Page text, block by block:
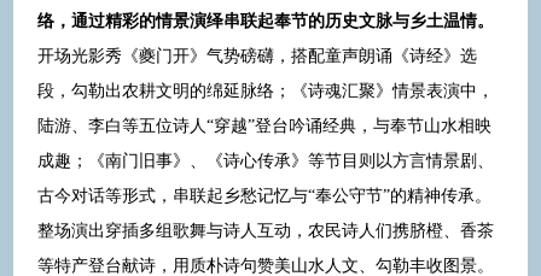
络，通过精彩的情景演绎串联起奉节的历史文脉与乡土温情。
开场光影秀《夔门开》气势磅礴，搭配童声朗诵《诗经》选
段，勾勒出农耕文明的绵延脉络；《诗魂汇聚》情景表演中，
陆游、李白等五位诗人“穿越”登台吟诵经典，与奉节山水相映
成趣；《南门旧事》、《诗心传承》等节目则以方言情景剧、
古今对话等形式，串联起乡愁记忆与“奉公守节”的精神传承。
整场演出穿插多组歌舞与诗人互动，农民诗人们携脐橙、香茶
等特产登台献诗，用质朴诗句赞美山水人文、勾勒丰收图景。